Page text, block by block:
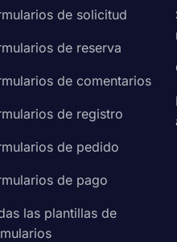
de solicitud
de reserva
de comentarios
de registro
de pedido
de pago
las plantillas de